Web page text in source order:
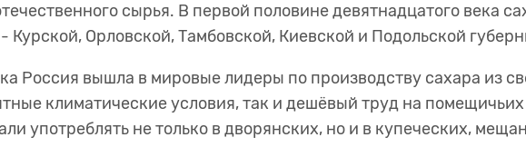
сырья. В первой половине девятнадцатого века
Курской, Орловской, Тамбовской, Киевской и Подольской
Россия вышла в мировые лидеры по производству сахара из
климатические условия, так и дешёвый труд на
употреблять не только в дворянских, но и в купеческих,